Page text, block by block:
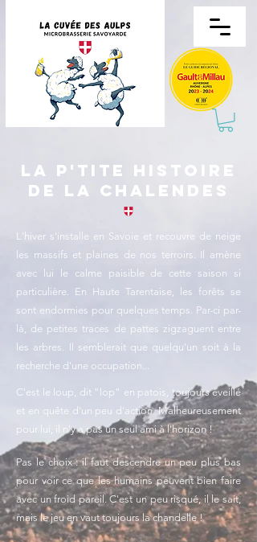
la p'tite histoire
de la Chalendes
L'hiver s'installe en Savoie et recouvre de neige
les massifs et plaines de nos terroirs. Il amène
avec lui le calme paisible de cette saison si
particulière. En Haute Tarentaise, les forêts se
sont endormies pour quelques temps. Par-ci par-
là, de petites traces de pattes zigzaguent entre
les arbres. Il semblerait que quelqu'un soit à la
recherche d'une occupation...
C'est le loup, dit "lop" en patois, toujours éveillé
et en quête d'un peu d'action. Malheureusement
pour lui, il n'y a pas un seul ami à l'horizon !
Pas le choix : il faut descendre un peu plus bas
pour voir ce que les humains peuvent bien faire
avec un froid pareil. C'est un peu risqué, il le sait,
mais le jeu en vaut toujours la chandelle !